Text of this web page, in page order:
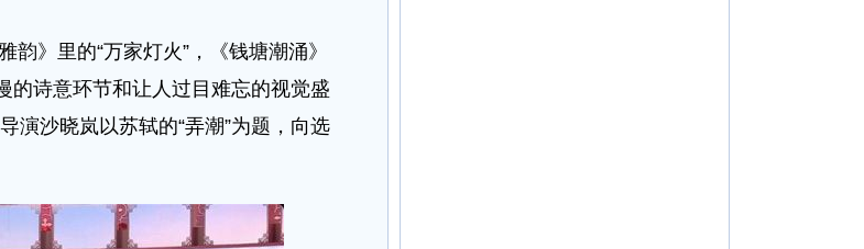
》里的“万家灯火”，《钱塘潮涌》
的诗意环节和让人过目难忘的视觉盛
演沙晓岚以苏轼的“弄潮”为题，向选